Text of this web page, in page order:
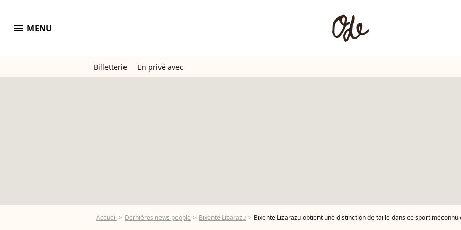
menu MENU
Billetterie En privé avec
Accueil Dernières news people Bixente Lizarazu Bixente Lizarazu obtient une distinction de taille dans ce sport méconnu